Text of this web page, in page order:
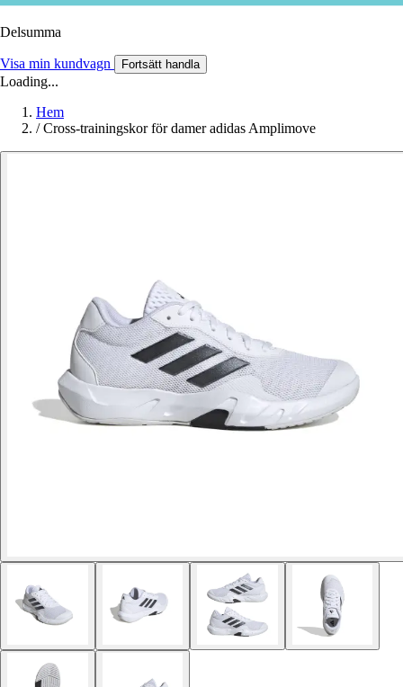
Delsumma
Visa min kundvagn Fortsätt handla
Loading...
Hem
/ Cross-trainingskor för damer adidas Amplimove